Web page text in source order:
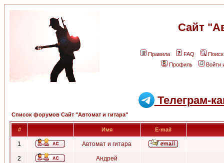
Сайт
Правила FAQ
Поиск
Профиль
Войти
Телеграм-
Список форумов Сайт "Автомат и гитара"
# Имя E-mail
1 Автомат и гитара
2 Андрей